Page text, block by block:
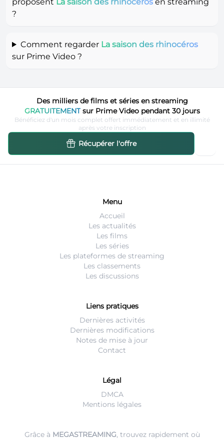
?
Comment regarder La saison des rhinocéros
sur Prime Video ?
Des milliers de films et séries en streaming
GRATUITEMENTsur Prime Video pendant 30 jours
Bénéficiez d'un mois complet offert immédiatement et en illimité
après votre inscription
Récupérer l'offre
Menu
Accueil
Les actualités
Les films
Les séries
Les plateformes de streaming
Les classements
Les discussions
Liens pratiques
Dernières activités
Dernières modifications
Notes de mise à jour
Contact
Légal
DMCA
Mentions légales
Grâce à MEGASTREAMING, trouvez rapidement où